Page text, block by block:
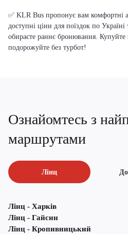
✅ KLR Bus пропонує вам комфортні
доступні ціни для поїздок по
обираєте раннє бронювання.
подорожуйте без турбот!
Ознайомтесь з
маршрутами
Лінц
Лінц - Харків
Лінц - Гайсин
Лінц - Кропивницький